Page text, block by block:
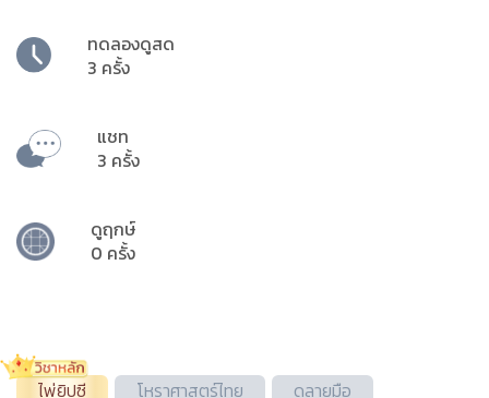
ทดลองดูสด
3 ครั้ง
แชท
3 ครั้ง
ดูฤกษ์
0 ครั้ง
ไพ่ยิปซี โหราศาสตร์ไทย
ดูลายมือ